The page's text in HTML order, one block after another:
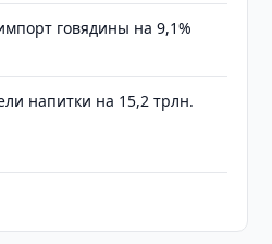
говядины на 9,1%
напитки на 15,2 трлн.